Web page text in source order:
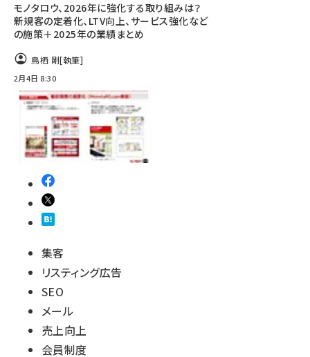
モノタロウ、2026年に強化する取り組みは？
新規客の定着化、LTV向上、サービス強化など
の施策＋2025年の業績まとめ
鳥栖 剛[執筆]
2月4日 8:30
集客
リスティング広告
SEO
メール
売上向上
会員制度